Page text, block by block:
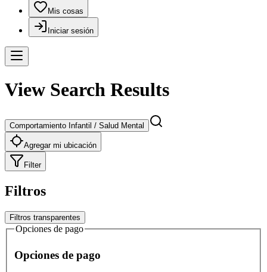
Mis cosas
Iniciar sesión
View Search Results
Comportamiento Infantil / Salud Mental
Agregar mi ubicación
Filter
Filtros
Filtros transparentes
Opciones de pago
Opciones de pago